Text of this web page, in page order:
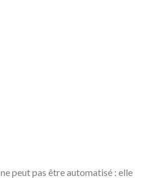
ne peut pas être automatisé : elle